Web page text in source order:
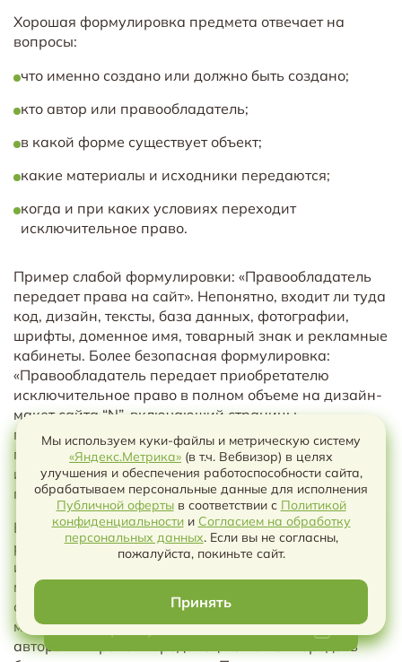
Хорошая формулировка предмета отвечает на
вопросы:
что именно создано или должно быть создано;
кто автор или правообладатель;
в какой форме существует объект;
какие материалы и исходники передаются;
когда и при каких условиях переходит
исключительное право.
Пример слабой формулировки: «Правообладатель
передает права на сайт». Непонятно, входит ли туда
код, дизайн, тексты, база данных, фотографии,
шрифты, доменное имя, товарный знак и рекламные
кабинеты. Более безопасная формулировка:
«Правообладатель передает приобретателю
исключительное право в полном объеме на дизайн-
макет сайта “N”, включающий страницы,
графические элементы и структуру интерфейса,
перечисленные в приложении № 1, а также
исходные файлы в форматах, указанных в акте
приема-передачи».
Если в объекте есть сторонние элементы, их нужно
раскрыть отдельно. Например, шрифт может
использоваться по лицензии, стоковая фотография
может быть доступна только для определенных
способов использования, а open-source-библиотека
может требовать сохранения уведомлений об
авторских правах. Продавец не может передать
Мы используем куки-файлы и метрическую систему
«Яндекс.Метрика» (в т.ч. Вебвизор) в целях
улучшения и обеспечения работоспособности сайта,
обрабатываем персональные данные для исполнения
Публичной офертыв соответствии с Политикой
конфиденциальностии Согласием на обработку
персональных данных. Если вы не согласны,
пожалуйста, покиньте сайт.
Принять
Чат с ИИ
Выберите условия чтобы скачать